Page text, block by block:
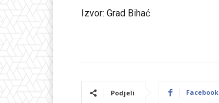
Izvor: Grad Bihać
Podjeli Facebook